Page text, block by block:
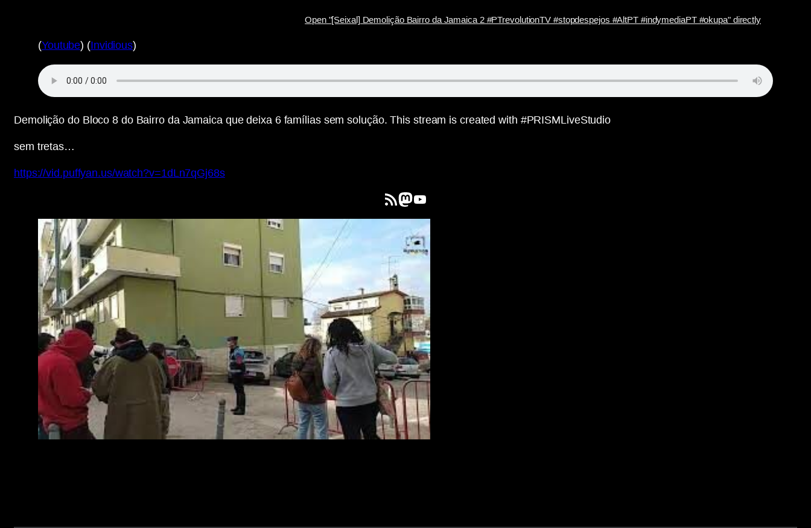
Open "[Seixal] Demolição Bairro da Jamaica 2 #PTrevolutionTV #stopdespejos #AltPT #indymediaPT #okupa" directly
(Youtube) (Invidious)
Demolição do Bloco 8 do Bairro da Jamaica que deixa 6 famílias sem solução. This stream is created with #PRISMLiveStudio
sem tretas…
https://vid.puffyan.us/watch?v=1dLn7qGj68s
Feed RSSMastodon
YouTube